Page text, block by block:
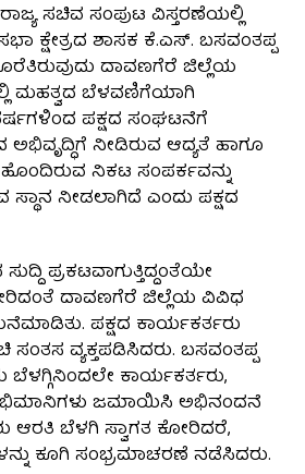
ರಾಜ್ಯ ಸಚಿವ ಸಂಪುಟ ವಿಸ್ತರಣೆಯಲ್ಲಿ
ಕ್ಷೇತ್ರದ ಶಾಸಕ ಕೆ.ಎಸ್. ಬಸವಂತಪ್ಪ
ದಾವಣಗೆರೆ ಜಿಲ್ಲೆಯ
ಮಹತ್ವದ ಬೆಳವಣಿಗೆಯಾಗಿ
ಪಕ್ಷದ ಸಂಘಟನೆಗೆ
ಅಭಿವೃದ್ಧಿಗೆ ನೀಡಿರುವ ಆದ್ಯತೆ ಹಾಗೂ
ನಿಕಟ ಸಂಪರ್ಕವನ್ನು
ನೀಡಲಾಗಿದೆ ಎಂದು ಪಕ್ಷದ
ಪ್ರಕಟವಾಗುತ್ತಿದ್ದಂತೆಯೇ
ದಾವಣಗೆರೆ ಜಿಲ್ಲೆಯ ವಿವಿಧ
ಪಕ್ಷದ ಕಾರ್ಯಕರ್ತರು
ವ್ಯಕ್ತಪಡಿಸಿದರು. ಬಸವಂತಪ್ಪ
ಕಾರ್ಯಕರ್ತರು,
ಜಮಾಯಿಸಿ ಅಭಿನಂದನೆ
ಆರತಿ ಬೆಳಗಿ ಸ್ವಾಗತ ಕೋರಿದರೆ,
ಕೂಗಿ ಸಂಭ್ರಮಾಚರಣೆ ನಡೆಸಿದರು.